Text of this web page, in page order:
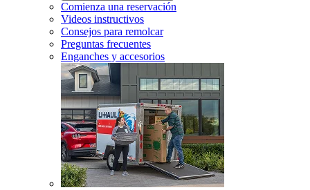
Comienza una reservación
Videos instructivos
Consejos para remolcar
Preguntas frecuentes
Enganches y accesorios